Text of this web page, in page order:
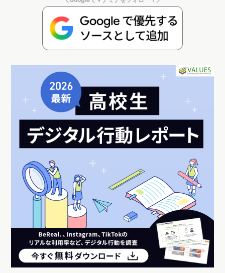
調査期間：2023/9/26～2023/9/30
調査デバイス：スマートフォンおよびPC
回収サンプル数：21,130ss
ウェイトバック集計：当調査では性年代別人口とネット利用率
値はすべてウェイトバック後の結果となっている。
＼Googleでマナミナをフォロー！／